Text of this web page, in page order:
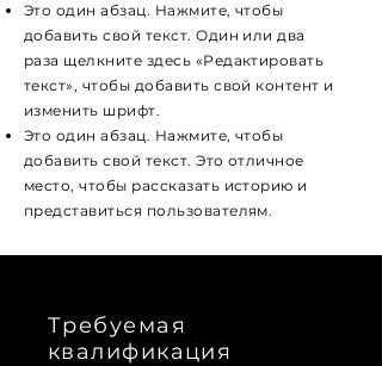
Это один абзац. Нажмите, чтобы
добавить свой текст. Один или два
раза щелкните здесь «Редактировать
текст», чтобы добавить свой контент и
изменить шрифт.
Это один абзац. Нажмите, чтобы
добавить свой текст. Это отличное
место, чтобы рассказать историю и
представиться пользователям.
Требуемая
квалификация